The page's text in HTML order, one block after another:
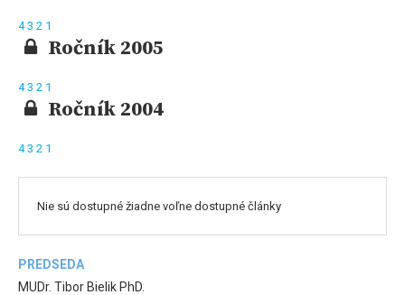
43 2 1
Ročník 2005
43 2 1
Ročník 2004
43 2 1
Nie sú dostupné žiadne voľne dostupné články
PREDSEDA
MUDr. Tibor Bielik PhD.